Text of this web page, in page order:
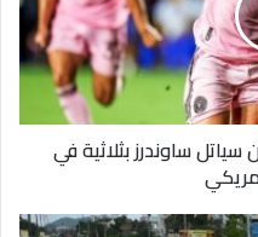
ساوندرز بثلاثية في